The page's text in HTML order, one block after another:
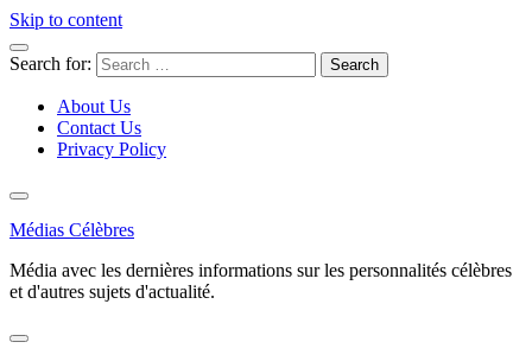
Skip to content
Search for:
About Us
Contact Us
Privacy Policy
Médias Célèbres
Média avec les dernières informations sur les personnalités célèbres
et d'autres sujets d'actualité.